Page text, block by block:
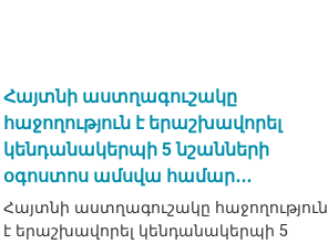
Հայտնի աստղագուշակը
հաջողություն է երաշխավորել
կենդանակերպի 5 նշանների
օգոստոս ամսվա համար․․․
Հայտնի աստղագուշակը հաջողություն
է երաշխավորել կենդանակերպի 5